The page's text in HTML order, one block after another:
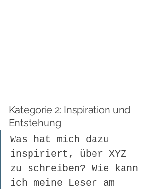
Kategorie 2: Inspiration und
Entstehung
Was hat mich dazu
inspiriert, über XYZ
zu schreiben? Wie kann
ich meine Leser am